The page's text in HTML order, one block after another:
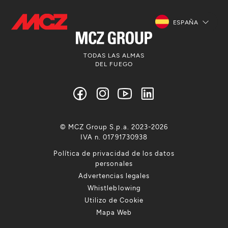
ESPAÑA
TODAS LAS ALMAS
DEL FUEGO
Política de privacidad de los datos
personales
Advertencias legales
Whistleblowing
Utilizo de Cookie
Mapa Web
© MCZ Group S.p.a. 2023-2026
IVA n. 01791730938